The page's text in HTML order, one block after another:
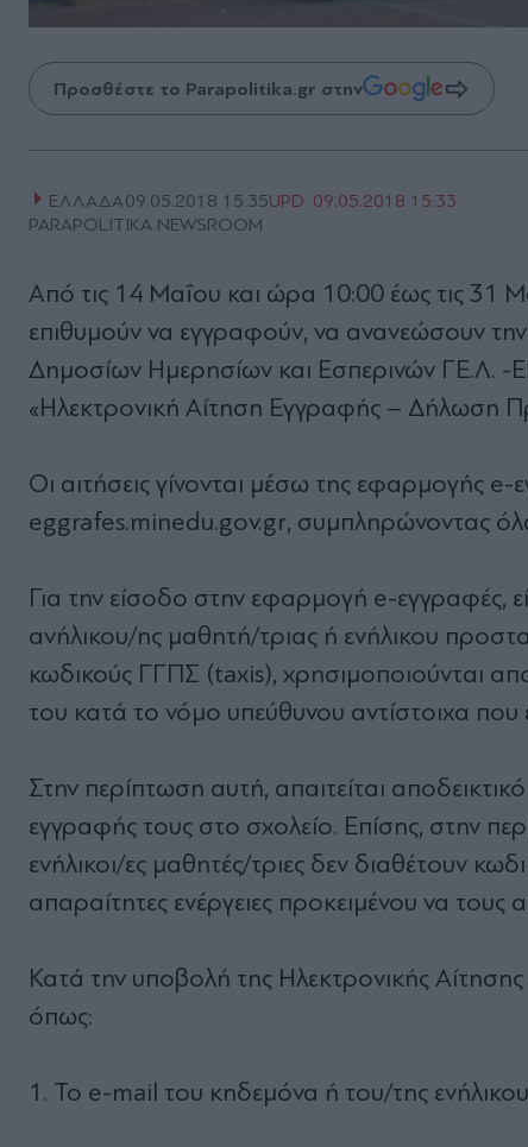
Προσθέστε το Parapolitika.gr στην
ΕΛΛΑΔΑ09.05.2018 15:35UPD: 09.05.2018 15:33
PARAPOLITIKA NEWSROOM
Από τις 14 Μαΐου και ώρα 10:00 έως τις 31
επιθυμούν να εγγραφούν, να ανανεώσουν
Δημοσίων Ημερησίων και Εσπερινών ΓΕ.Λ. -
«Ηλεκτρονική Αίτηση Εγγραφής – Δήλωση
Οι αιτήσεις γίνονται μέσω της εφαρμογής
eggrafes.minedu.gov.gr, συμπληρώνοντας
Για την είσοδο στην εφαρμογή e-εγγραφές,
ανήλικου/ης μαθητή/τριας ή ενήλικου
κωδικούς ΓΓΠΣ (taxis), χρησιμοποιούνται
του κατά το νόμο υπεύθυνου αντίστοιχα
Στην περίπτωση αυτή, απαιτείται
εγγραφής τους στο σχολείο. Επίσης, στην
ενήλικοι/ες μαθητές/τριες δεν διαθέτουν
απαραίτητες ενέργειες προκειμένου να τους
Κατά την υποβολή της Ηλεκτρονικής
όπως:
1. Το e-mail του κηδεμόνα ή του/της